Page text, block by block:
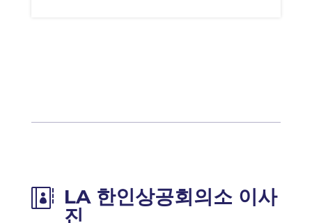
 LA 한인상공회의소 이사
진